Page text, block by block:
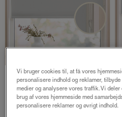
RECYCLED BASIC
Express rullegardin
recycled m/kædetræk
mørklægning
Vi bruger cookies til, at få vores
personalisere indhold og reklamer,
medier og analysere vores traffik. Vi
brug af vores hjemmeside med
personalisere reklamer og øvrigt indhold.